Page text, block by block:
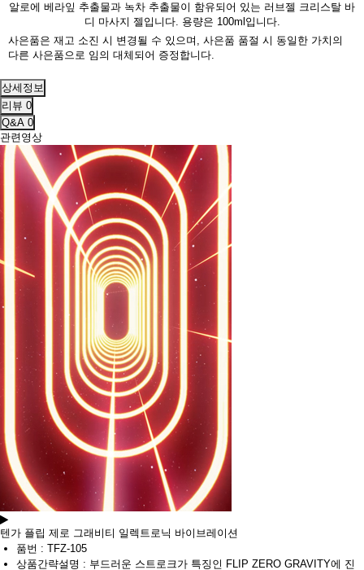
알로에 베라잎 추출물과 녹차 추출물이 함유되어 있는 러브젤 크리스탈 바
디 마사지 젤입니다. 용량은 100ml입니다.
사은품은 재고 소진 시 변경될 수 있으며, 사은품 품절 시 동일한 가치의
다른 사은품으로 임의 대체되어 증정합니다.
상세정보
리뷰 0
Q&A 0
관련영상
텐가 플립 제로 그래비티 일렉트로닉 바이브레이션
품번 : TFZ-105
상품간략설명 : 부드러운 스트로크가 특징인 FLIP ZERO GRAVITY에 진